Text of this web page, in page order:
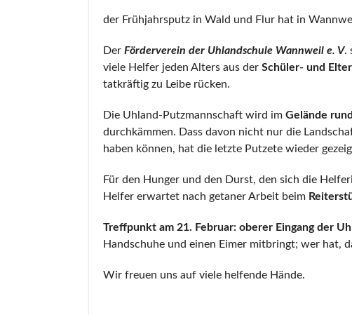
der Frühjahrsputz in Wald und Flur hat in
Der Förderverein der Uhlandschule Wannweil e. V.
viele Helfer jeden Alters aus der Schüler- und
tatkräftig zu Leibe rücken.
Die Uhland-Putzmannschaft wird im Gelände
durchkämmen. Dass davon nicht nur die
haben können, hat die letzte Putzete wieder
Für den Hunger und den Durst, den sich die
Helfer erwartet nach getaner Arbeit beim
Treffpunkt am 21. Februar: oberer Eingang der
Handschuhe und einen Eimer mitbringt; wer hat,
Wir freuen uns auf viele helfende Hände.